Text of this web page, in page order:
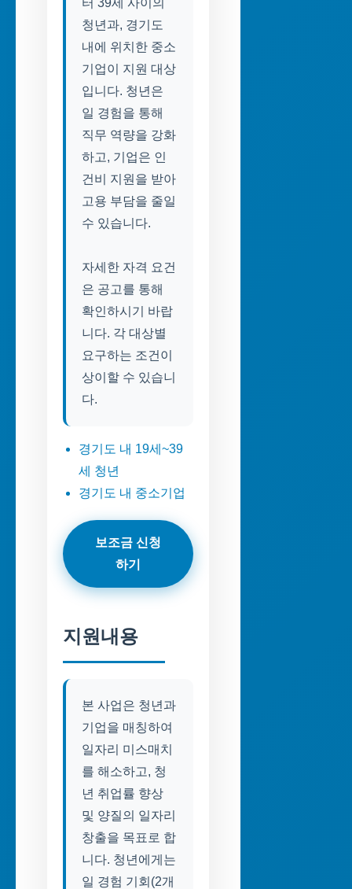
터 39세 사이의
청년과, 경기도
내에 위치한 중소
기업이 지원 대상
입니다. 청년은
일 경험을 통해
직무 역량을 강화
하고, 기업은 인
건비 지원을 받아
고용 부담을 줄일
수 있습니다.
자세한 자격 요건
은 공고를 통해
확인하시기 바랍
니다. 각 대상별
요구하는 조건이
상이할 수 있습니
다.
경기도 내 19세~39
세 청년
경기도 내 중소기업
보조금 신청
하기
지원내용
본 사업은 청년과
기업을 매칭하여
일자리 미스매치
를 해소하고, 청
년 취업률 향상
및 양질의 일자리
창출을 목표로 합
니다. 청년에게는
일 경험 기회(2개